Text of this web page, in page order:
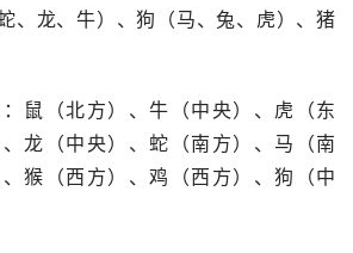
、龙、牛）、狗（马、兔、虎）、猪
鼠（北方）、牛（中央）、虎（东
龙（中央）、蛇（南方）、马（南
猴（西方）、鸡（西方）、狗（中